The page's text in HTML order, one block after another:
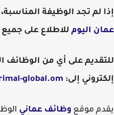
إذا لم تجد الوظيفة
عمان اليوم للاطلاع على
للتقديم على أي من الوظائف
إلكتروني إلى:
يقدم موقع وظائف عماني